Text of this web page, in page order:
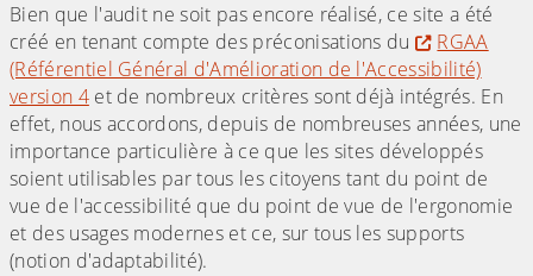
Bien que l'audit ne soit pas encore réalisé, ce site a été
créé en tenant compte des préconisations du
RGAA
(Référentiel Général d'Amélioration de l'Accessibilité)
version 4et de nombreux critères sont déjà intégrés. En
effet, nous accordons, depuis de nombreuses années, une
importance particulière à ce que les sites développés
soient utilisables par tous les citoyens tant du point de
vue de l'accessibilité que du point de vue de l'ergonomie
et des usages modernes et ce, sur tous les supports
(notion d'adaptabilité).